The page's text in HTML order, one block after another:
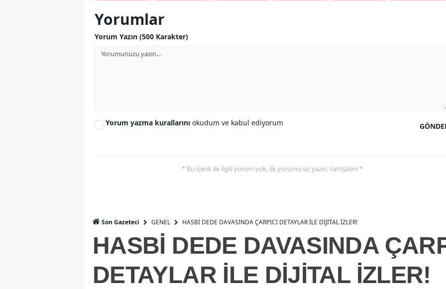
Yorumlar
Yorum Yazın (500 Karakter)
Yorum yazma kurallarını okudum ve kabul ediyorum
* Bu içerik ile ilgili yorum yok, ilk yorumu siz yazın, tartışalım *
Son Gazeteci GENEL HASBİ DEDE DAVASINDA ÇARPICI DETAYLAR İLE DİJİTAL İZLER!
HASBİ DEDE DAVASINDA
DETAYLAR İLE DİJİTAL İZLER!